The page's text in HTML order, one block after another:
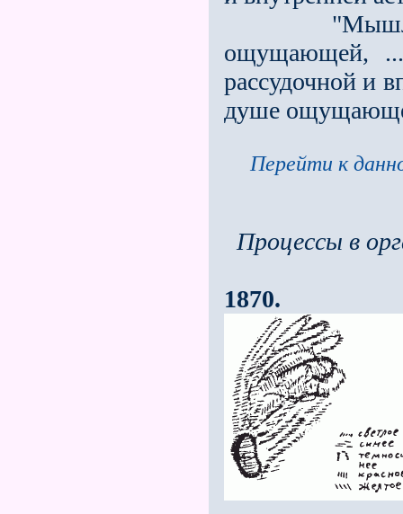
"Мышление
ощущающей, ...
рассудочной и
душе
Перейти к
Процессы в
1870.